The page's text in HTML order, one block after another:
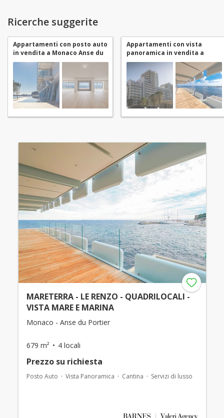
Ricerche suggerite
Appartamenti con posto auto
in vendita a Monaco Anse du
Portier
Appartamenti con vista
panoramica in vendita a
Monaco Anse du Portier
MARETERRA - LE RENZO - QUADRILOCALI -
VISTA MARE E MARINA
Monaco - Anse du Portier
679 m² 4 locali
Prezzo su richiesta
Posto Auto Vista Panoramica Cantina Servizi di lusso